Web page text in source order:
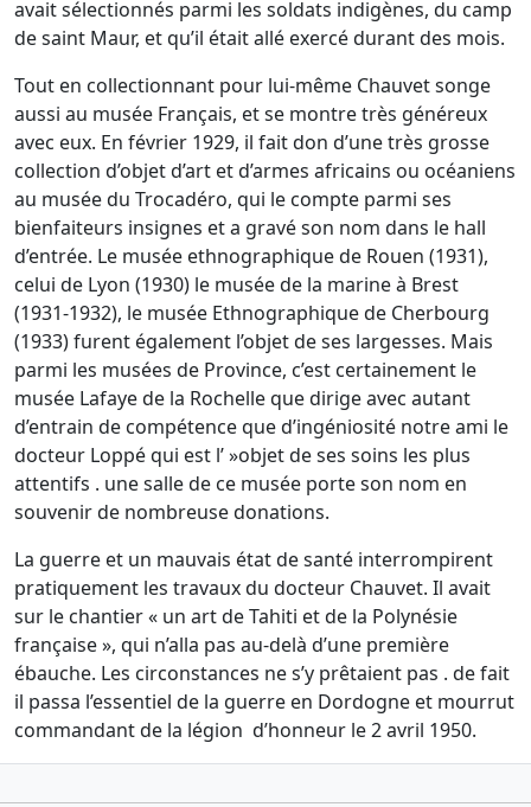
avait sélectionnés parmi les soldats indigènes, du camp
de saint Maur, et qu’il était allé exercé durant des mois.
Tout en collectionnant pour lui-même Chauvet songe
aussi au musée Français, et se montre très généreux
avec eux. En février 1929, il fait don d’une très grosse
collection d’objet d’art et d’armes africains ou océaniens
au musée du Trocadéro, qui le compte parmi ses
bienfaiteurs insignes et a gravé son nom dans le hall
d’entrée. Le musée ethnographique de Rouen (1931),
celui de Lyon (1930) le musée de la marine à Brest
(1931-1932), le musée Ethnographique de Cherbourg
(1933) furent également l’objet de ses largesses. Mais
parmi les musées de Province, c’est certainement le
musée Lafaye de la Rochelle que dirige avec autant
d’entrain de compétence que d’ingéniosité notre ami le
docteur Loppé qui est l’ »objet de ses soins les plus
attentifs . une salle de ce musée porte son nom en
souvenir de nombreuse donations.
La guerre et un mauvais état de santé interrompirent
pratiquement les travaux du docteur Chauvet. Il avait
sur le chantier « un art de Tahiti et de la Polynésie
française », qui n’alla pas au-delà d’une première
ébauche. Les circonstances ne s’y prêtaient pas . de fait
il passa l’essentiel de la guerre en Dordogne et mourrut
commandant de la légion d’honneur le 2 avril 1950.